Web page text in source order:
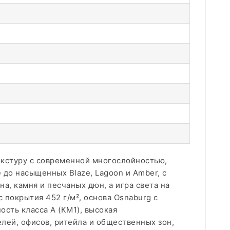
с современной многослойностью,
насыщенных Blaze, Lagoon и Amber, с
камня и песчаных дюн, а игра света на
452 г/м², основа Osnaburg с
класса А (КМ1), высокая
офисов, ритейла и общественных зон,